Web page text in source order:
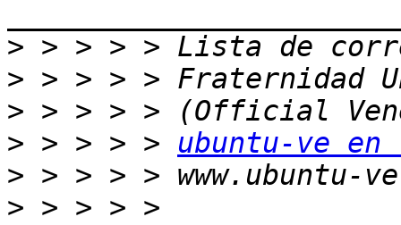
>
>
>
> > > > > ubuntu-ve
>
> > > > >